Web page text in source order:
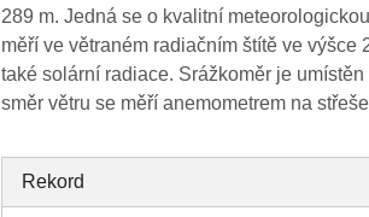
289 m. Jedná se o kvalitní
měří ve větraném radiačním štítě ve výšce
také solární radiace. Srážkoměr je
směr větru se měří anemometrem na
Rekord